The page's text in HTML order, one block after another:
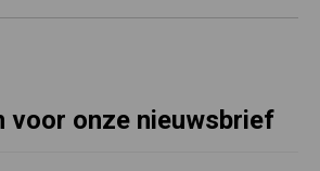
voor onze nieuwsbrief